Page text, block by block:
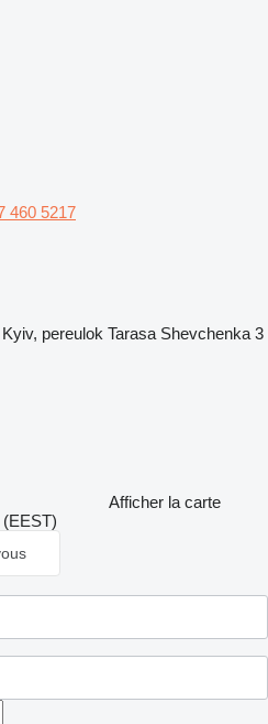
460 5217
pereulok Tarasa Shevchenka 3
Afficher la carte